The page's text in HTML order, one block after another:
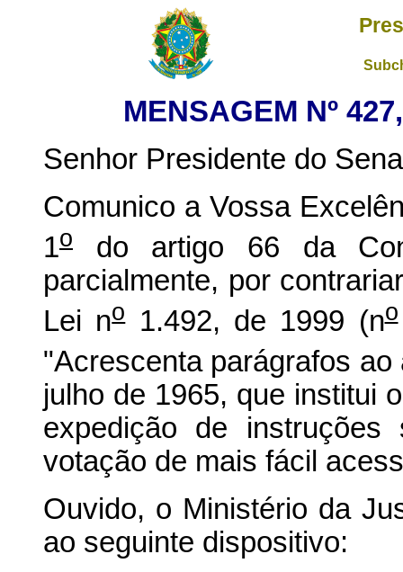
MENSAGEM Nº
Senhor Presidente do
Comunico a Vossa
1o
do artigo 66 da
parcialmente, por
Lei no1.492, de 1999 (no
"Acrescenta parágrafos ao
julho de 1965, que institui
expedição de
votação de mais fácil
Ouvido, o Ministério da
ao seguinte dispositivo: